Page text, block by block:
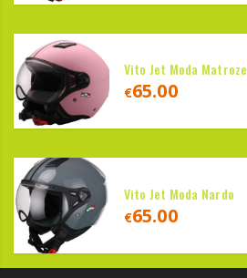
Vito Jet Moda Matroze
€65.00
Vito Jet Moda Nardo
€65.00